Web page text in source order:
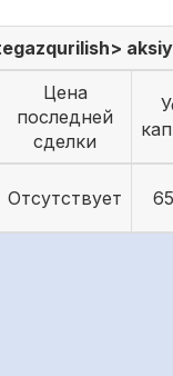
Цена
последней
сделки
Отсутствует